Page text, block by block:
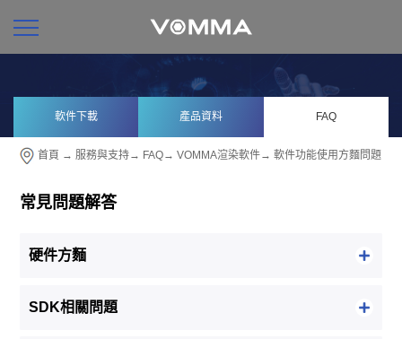
軟件下載 產品資料 FAQ
首頁 →服務與支持→ FAQ→VOMMA渲染軟件→軟件功能使用方麵問題
常見問題解答
硬件方麵
SDK相關問題